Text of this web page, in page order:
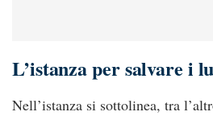
L’istanza per salvare i
Nell’istanza si sottolinea, tra